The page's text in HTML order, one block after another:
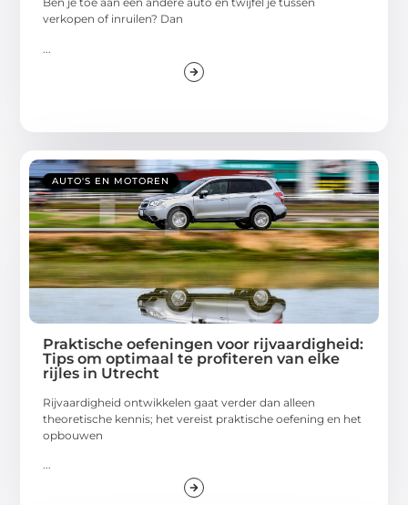
verkopen of inruilen? Dan
AUTO'S EN MOTOREN
Praktische oefeningen voor rijvaardigheid:
Tips om optimaal te profiteren van elke
rijles in Utrecht
Rijvaardigheid ontwikkelen gaat verder dan alleen
theoretische kennis; het vereist praktische oefening en het
opbouwen
...